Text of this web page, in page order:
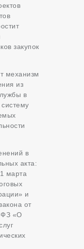
закупок
механизм
из
в
в
акта:
марта
и
от
ФЗ «О